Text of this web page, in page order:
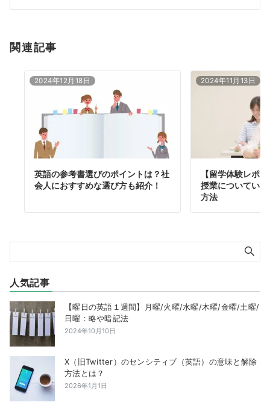
ン
関連記事
2024年12月18日
英語の参考書選びのポイントは？社
会人におすすめな選び方も紹介！
2024年11月13日
【留学体験レポ
授業についてい
方法
人気記事
【曜日の英語１週間】月曜/火曜/水曜/木曜/金曜/土曜/
日曜：略や暗記法
2024年10月10日
X（旧Twitter）のセンシティブ（英語）の意味と解除
方法とは？
2026年1月1日